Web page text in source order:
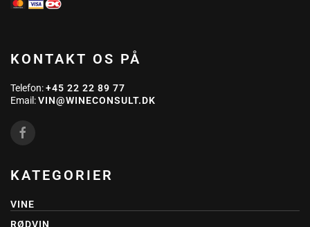
KONTAKT OS PÅ
Telefon:+45 22 22 89 77
Email:VIN@WINECONSULT.DK
KATEGORIER
VINE
RØDVIN